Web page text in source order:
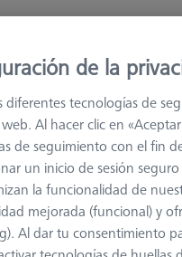
de medición ZEISS
comparación con el TL1 y
de medición ZEISS VAST
de medición VAST
de la
diferentes tecnologías de
Al hacer clic en
de seguimiento con el fin
un inicio de sesión
la funcionalidad de
mejorada (funcional) y
Al dar tu consentimiento